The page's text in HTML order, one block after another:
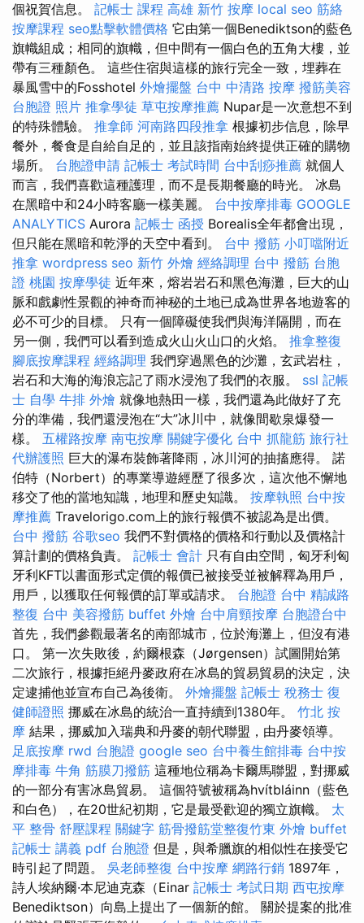
個祝賀信息。 記帳士 課程 高雄 新竹 按摩 local seo 筋絡
按摩課程 seo點擊軟體價格 它由第一個Benediktson的藍色
旗幟組成；相同的旗幟，但中間有一個白色的五角大樓，並
帶有三種顏色。 這些住宿與這樣的旅行完全一致，埋葬在
暴風雪中的Fosshotel 外燴擺盤 台中 中清路 按摩 撥筋美容
台胞證 照片 推拿學徒 草屯按摩推薦 Nupar是一次意想不到
的特殊體驗。 推拿師 河南路四段推拿 根據初步信息，除早
餐外，餐食是自給自足的，並且該指南始終提供正確的購物
場所。 台胞證申請 記帳士 考試時間 台中刮痧推薦 就個人
而言，我們喜歡這種護理，而不是長期餐廳的時光。 冰島
在黑暗中和24小時客廳一樣美麗。 台中按摩排毒 GOOGLE
ANALYTICS Aurora 記帳士 函授 Borealis全年都會出現，
但只能在黑暗和乾淨的天空中看到。 台中 撥筋 小叮噹附近
推拿 wordpress seo 新竹 外燴 經絡調理 台中 撥筋 台胞
證 桃園 按摩學徒 近年來，熔岩岩石和黑色海灘，巨大的山
脈和戲劇性景觀的神奇而神秘的土地已成為世界各地遊客的
必不可少的目標。 只有一個障礙使我們與海洋隔開，而在
另一側，我們可以看到造成火山火山口的火焰。 推拿整復
腳底按摩課程 經絡調理 我們穿過黑色的沙灘，玄武岩柱，
岩石和大海的海浪忘記了雨水浸泡了我們的衣服。 ssl 記帳
士 自學 牛排 外燴 就像地熱田一樣，我們還為此做好了充
分的準備，我們還浸泡在“大”冰川中，就像間歇泉爆發一
樣。 五權路按摩 南屯按摩 關鍵字優化 台中 抓龍筋 旅行社
代辦護照 巨大的瀑布裝飾著降雨，冰川河的抽搐應得。 諾
伯特（Norbert）的專業導遊經歷了很多次，這次他不懈地
移交了他的當地知識，地理和歷史知識。 按摩執照 台中按
摩推薦 Travelorigo.com上的旅行報價不被認為是出價。
台中 撥筋 谷歌seo 我們不對價格的價格和行動以及價格計
算計劃的價格負責。 記帳士 會計 只有自由空間，匈牙利匈
牙利KFT以書面形式定價的報價已被接受並被解釋為用戶，
用戶，以獲取任何報價的訂單或請求。 台胞證 台中 精誠路
整復 台中 美容撥筋 buffet 外燴 台中肩頸按摩 台胞證台中
首先，我們參觀最著名的南部城市，位於海灘上，但沒有港
口。 第一次失敗後，約爾根森（Jørgensen）試圖開始第
二次旅行，根據拒絕丹麥政府在冰島的貿易貿易的決定，決
定逮捕他並宣布自己為後衛。 外燴擺盤 記帳士 稅務士 復
健師證照 挪威在冰島的統治一直持續到1380年。 竹北 按
摩 結果，挪威加入瑞典和丹麥的朝代聯盟，由丹麥領導。
足底按摩 rwd 台胞證 google seo 台中養生館排毒 台中按
摩排毒 牛角 筋膜刀撥筋 這種地位稱為卡爾馬聯盟，對挪威
的一部分有害冰島貿易。 這個符號被稱為hvítbláinn（藍色
和白色），在20世紀初期，它是最受歡迎的獨立旗幟。 太
平 整骨 舒壓課程 關鍵字 筋骨撥筋堂整復竹東 外燴 buffet
記帳士 講義 pdf 台胞證 但是，與希臘旗的相似性在接受它
時引起了問題。 吳老師整復 台中按摩 網路行銷 1897年，
詩人埃納爾·本尼迪克森（Einar 記帳士 考試日期 西屯按摩
Benediktson）向島上提出了一個新的館。 關於提案的批准